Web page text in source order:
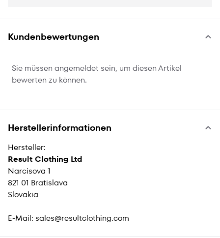
Kundenbewertungen
Sie müssen angemeldet sein, um diesen Artikel
bewerten zu können.
Herstellerinformationen
Hersteller:
Result Clothing Ltd
Narcisova 1
821 01 Bratislava
Slovakia
E-Mail: sales@resultclothing.com